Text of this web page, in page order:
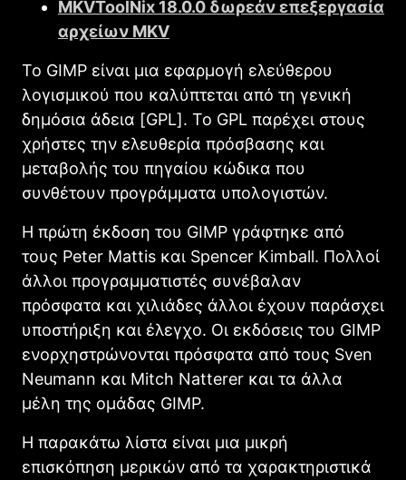
MKVToolNix 18.0.0 δωρεάν επεξεργασία
αρχείων MKV
Το GIMΡ είναι μια εφαρμογή ελεύθερου
λογισμικού που καλύπτεται από τη γενική
δημόσια άδεια [GPL]. Το GPL παρέχει στους
χρήστες την ελευθερία πρόσβασης και
μεταβολής του πηγαίου κώδικα που
συνθέτουν προγράμματα υπολογιστών.
Η πρώτη έκδοση του GIMΡ γράφτηκε από
τους Peter Mattis και Spencer Kimball. Πολλοί
άλλοι προγραμματιστές συνέβαλαν
πρόσφατα και χιλιάδες άλλοι έχουν παράσχει
υποστήριξη και έλεγχο. Οι εκδόσεις του GIMΡ
ενορχηστρώνονται πρόσφατα από τους Sven
Neumann και Mitch Natterer και τα άλλα
μέλη της ομάδας GIMΡ.
Η παρακάτω λίστα είναι μια μικρή
επισκόπηση μερικών από τα χαρακτηριστικά